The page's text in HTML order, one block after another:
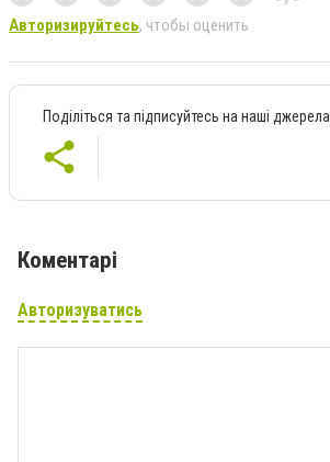
Авторизируйтесь, чтобы оценить
Поділіться та підписуйтесь на наші джерела
Коментарі
Авторизуватись